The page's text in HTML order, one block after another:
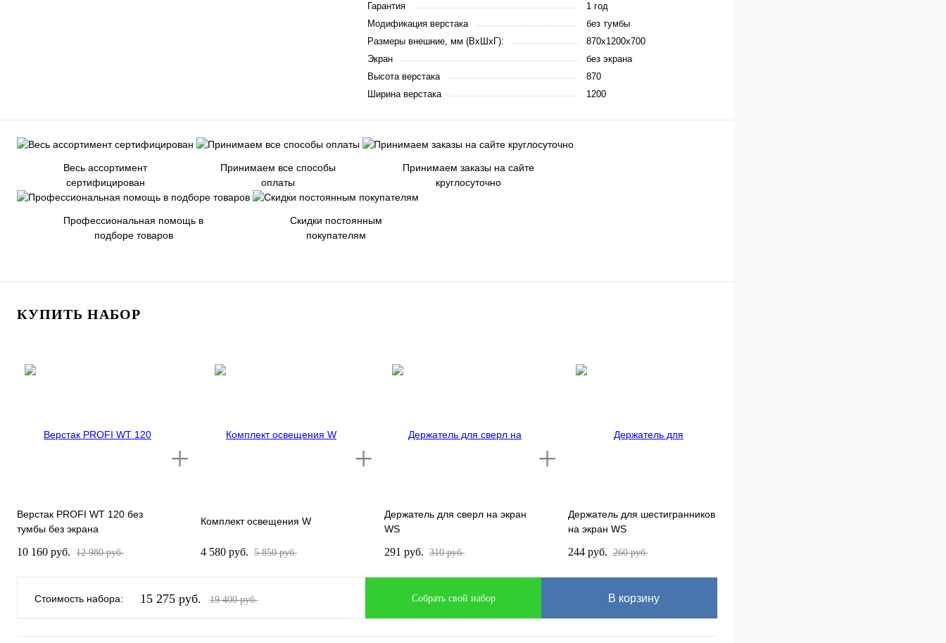
Гарантия
1 год
Модификация верстака
без тумбы
Размеры внешние, мм (ВхШхГ):
870x1200x700
Экран
без экрана
Высота верстака
870
Ширина верстака
1200
Весь ассортимент
сертифицирован
Принимаем все способы
оплаты
Принимаем заказы на сайте
круглосуточно
Профессиональная помощь в
подборе товаров
Скидки постоянным
покупателям
КУПИТЬ НАБОР
Верстак PROFI WT 120 без
тумбы без экрана
10 160 руб. 12 980 руб.
Комплект освещения W
4 580 руб. 5 850 руб.
Держатель для сверл на экран
WS
291 руб. 310 руб.
Держатель для шестигранников
на экран WS
244 руб. 260 руб.
Стоимость набора: 15 275 руб. 19 400 руб. В корзину
Собрать свой набор